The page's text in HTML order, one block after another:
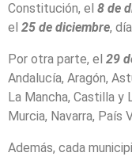
Constitución, el 8 de
el 25 de diciembre,
Por otra parte, el 29
Andalucía, Aragón,
La Mancha, Castilla y
Murcia, Navarra, País
Además, cada